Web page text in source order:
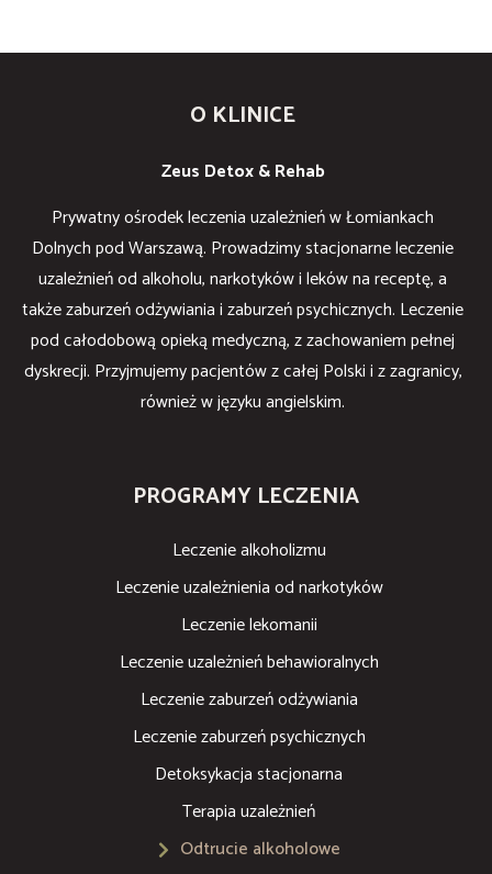
O KLINICE
Zeus Detox & Rehab
Prywatny ośrodek leczenia uzależnień w Łomiankach
Dolnych pod Warszawą. Prowadzimy stacjonarne leczenie
uzależnień od alkoholu, narkotyków i leków na receptę, a
także zaburzeń odżywiania i zaburzeń psychicznych. Leczenie
pod całodobową opieką medyczną, z zachowaniem pełnej
dyskrecji. Przyjmujemy pacjentów z całej Polski i z zagranicy,
również w języku angielskim.
PROGRAMY LECZENIA
Leczenie alkoholizmu
Leczenie uzależnienia od narkotyków
Leczenie lekomanii
Leczenie uzależnień behawioralnych
Leczenie zaburzeń odżywiania
Leczenie zaburzeń psychicznych
Detoksykacja stacjonarna
Terapia uzależnień
Odtrucie alkoholowe